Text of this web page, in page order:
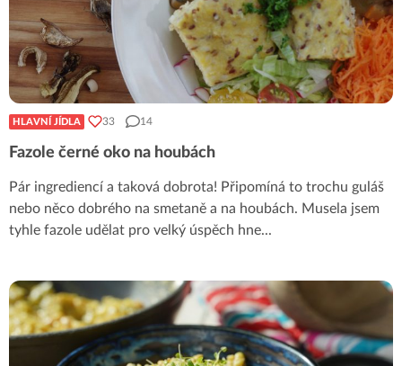
HLAVNÍ JÍDLA 33 14
Fazole černé oko na houbách
Pár ingrediencí a taková dobrota! Připomíná to trochu guláš
nebo něco dobrého na smetaně a na houbách. Musela jsem
tyhle fazole udělat pro velký úspěch hne...